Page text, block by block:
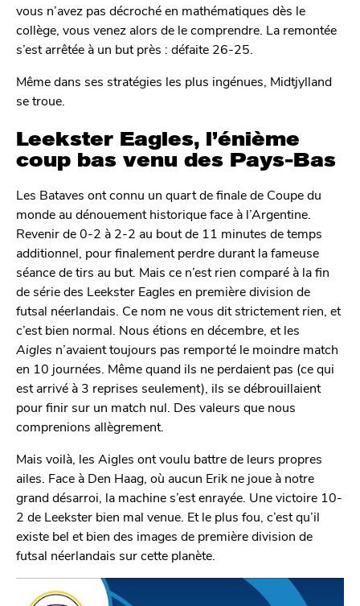
vous n’avez pas décroché en mathématiques dès le
collège, vous venez alors de le comprendre. La remontée
s’est arrêtée à un but près : défaite 26-25.
Même dans ses stratégies les plus ingénues, Midtjylland
se troue.
Leekster Eagles, l’énième
coup bas venu des Pays-Bas
Les Bataves ont connu un quart de finale de Coupe du
monde au dénouement historique face à l’Argentine.
Revenir de 0-2 à 2-2 au bout de 11 minutes de temps
additionnel, pour finalement perdre durant la fameuse
séance de tirs au but. Mais ce n’est rien comparé à la fin
de série des Leekster Eagles en première division de
futsal néerlandais. Ce nom ne vous dit strictement rien, et
c’est bien normal. Nous étions en décembre, et les
Aigles n’avaient toujours pas remporté le moindre match
en 10 journées. Même quand ils ne perdaient pas (ce qui
est arrivé à 3 reprises seulement), ils se débrouillaient
pour finir sur un match nul. Des valeurs que nous
comprenions allègrement.
Mais voilà, les Aigles ont voulu battre de leurs propres
ailes. Face à Den Haag, où aucun Erik ne joue à notre
grand désarroi, la machine s’est enrayée. Une victoire 10-
2 de Leekster bien mal venue. Et le plus fou, c’est qu’il
existe bel et bien des images de première division de
futsal néerlandais sur cette planète.